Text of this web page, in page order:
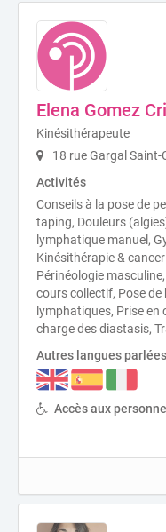
Elena Gomez
Kinésithérapeute
18 rue Gargal
Activités
Conseils à la pose de
taping, Douleurs
lymphatique manuel,
Kinésithérapie &
Périnéologie
cours collectif, Pose
lymphatiques, Prise en
charge des diastasis,
Autres langues parlées
Accès aux